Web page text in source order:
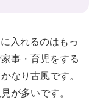
入れるのはもっ
事・育児をする
なり古風です。
が多いです。